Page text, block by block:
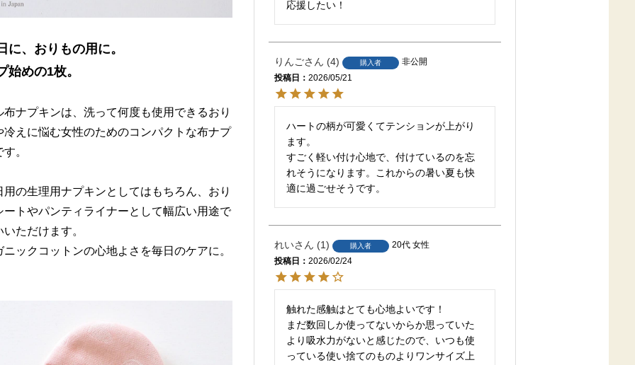
に、おりもの用に。
始めの1枚。
布ナプキンは、洗って何度も使用できるおり
冷えに悩む女性のためのコンパクトな布ナプ
。
用の生理用ナプキンとしてはもちろん、おり
ートやパンティライナーとして幅広い用途で
ただけます。
ニックコットンの心地よさを毎日のケアに。
応援したい！
りんご 4 購入者
非公開
投稿日
2026/05/21
ハートの柄が可愛くてテンションが上がり
ます。
すごく軽い付け心地で、付けているのを忘
れそうになります。これからの暑い夏も快
適に過ごせそうです。
れい 1 購入者 20代 女性
投稿日
2026/02/24
触れた感触はとても心地よいです！
まだ数回しか使ってないからか思っていた
より吸水力がないと感じたので、いつも使
っている使い捨てのものよりワンサイズ上